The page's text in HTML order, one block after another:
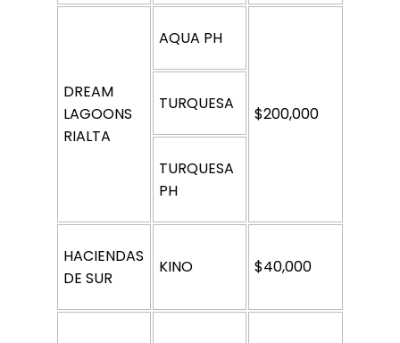
DREAM
LAGOONS
RIALTA
AQUA PH
$200,000
TURQUESA
TURQUESA
PH
HACIENDAS
DE SUR
KINO $40,000